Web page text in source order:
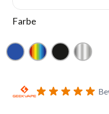
Farbe
Blau Regenbogen
Schwarz Silber